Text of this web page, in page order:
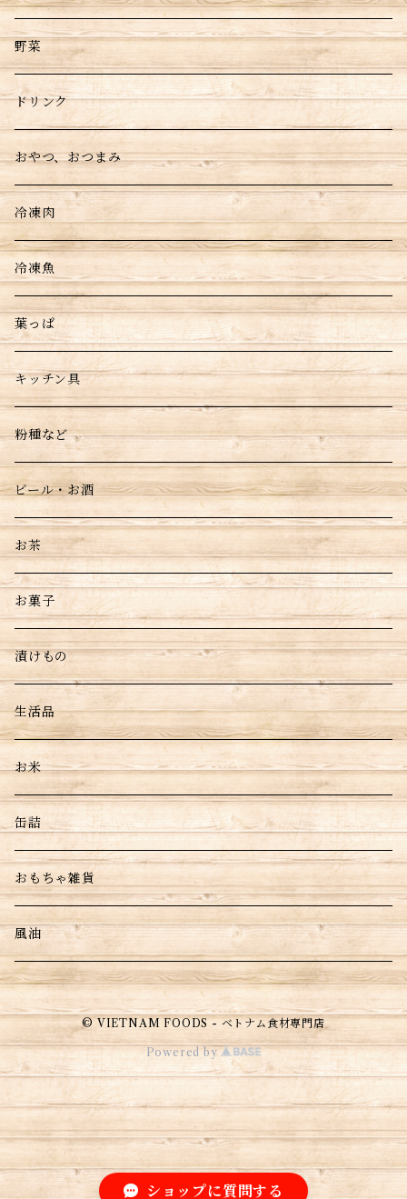
ショップに質問する
野菜
ドリンク
おやつ、おつまみ
冷凍肉
冷凍魚
葉っぱ
キッチン具
粉種など
ビール・お酒
お茶
お菓子
漬けもの
生活品
お米
缶詰
おもちゃ雑貨
風油
© VIETNAM FOODS - ベトナム食材専門店
Powered by